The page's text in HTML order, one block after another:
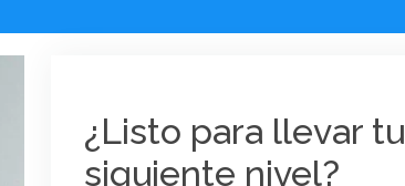
¿Listo para llevar
siguiente nivel?